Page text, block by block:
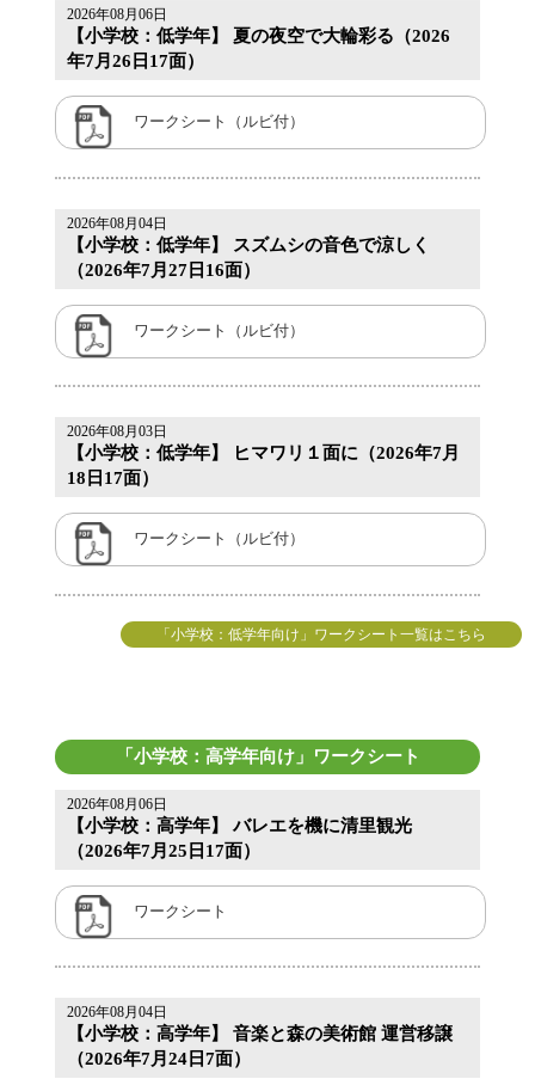
2026年08月06日
【小学校：低学年】 夏の夜空で大輪彩る（2026
年7月26日17面）
ワークシート（ルビ付）
2026年08月04日
【小学校：低学年】 スズムシの音色で涼しく
（2026年7月27日16面）
ワークシート（ルビ付）
2026年08月03日
【小学校：低学年】 ヒマワリ１面に（2026年7月
18日17面）
ワークシート（ルビ付）
「小学校：低学年向け」ワークシート一覧はこちら
「小学校：高学年向け」ワークシート
2026年08月06日
【小学校：高学年】 バレエを機に清里観光
（2026年7月25日17面）
ワークシート
2026年08月04日
【小学校：高学年】 音楽と森の美術館 運営移譲
（2026年7月24日7面）